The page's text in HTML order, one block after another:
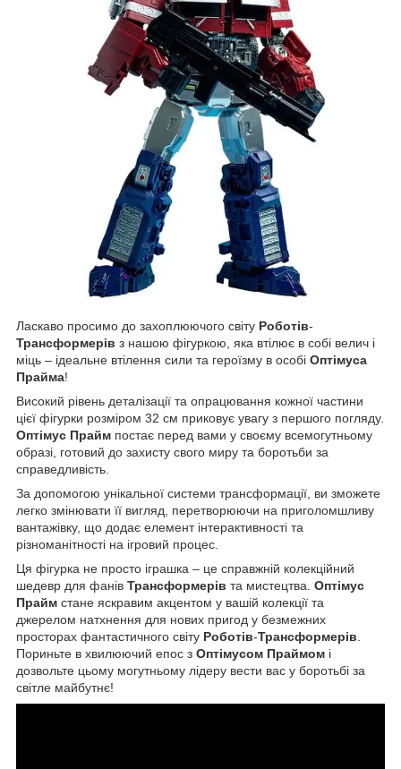
Ласкаво просимо до захоплюючого світу Роботів-
Трансформерів з нашою фігуркою, яка втілює в собі велич і
міць – ідеальне втілення сили та героїзму в особі Оптімуса
Прайма!
Високий рівень деталізації та опрацювання кожної частини
цієї фігурки розміром 32 см приковує увагу з першого погляду.
Оптімус Прайм постає перед вами у своєму всемогутньому
образі, готовий до захисту свого миру та боротьби за
справедливість.
За допомогою унікальної системи трансформації, ви зможете
легко змінювати її вигляд, перетворюючи на приголомшливу
вантажівку, що додає елемент інтерактивності та
різноманітності на ігровий процес.
Ця фігурка не просто іграшка – це справжній колекційний
шедевр для фанів Трансформерів та мистецтва. Оптімус
Прайм стане яскравим акцентом у вашій колекції та
джерелом натхнення для нових пригод у безмежних
просторах фантастичного світу Роботів-Трансформерів
Пориньте в хвилюючий епос з Оптімусом Праймом і
дозвольте цьому могутньому лідеру вести вас у боротьбі за
світле майбутнє!